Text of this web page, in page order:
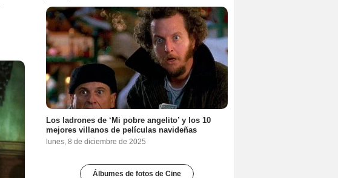
Los ladrones de ‘Mi pobre angelito’ y los 10
mejores villanos de películas navideñas
lunes, 8 de diciembre de 2025
Álbumes de fotos de Cine